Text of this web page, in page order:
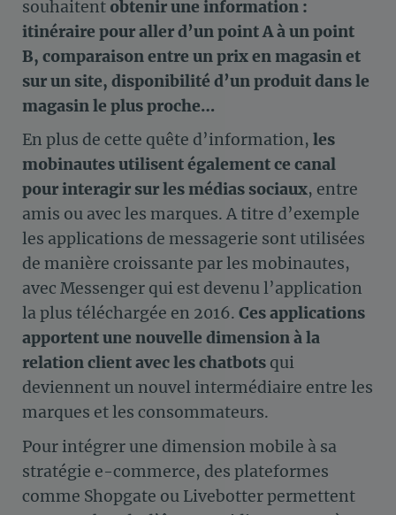
souhaitent obtenir une information :
itinéraire pour aller d’un point A à un point
B, comparaison entre un prix en magasin et
sur un site, disponibilité d’un produit dans le
magasin le plus proche…
En plus de cette quête d’information, les
mobinautes utilisent également ce canal
pour interagir sur les médias sociaux, entre
amis ou avec les marques. A titre d’exemple
les applications de messagerie sont utilisées
de manière croissante par les mobinautes,
avec Messenger qui est devenu l’application
la plus téléchargée en 2016. Ces applications
apportent une nouvelle dimension à la
relation client avec les chatbots qui
deviennent un nouvel intermédiaire entre les
marques et les consommateurs.
Pour intégrer une dimension mobile à sa
stratégie e-commerce, des plateformes
comme Shopgate ou Livebotter permettent